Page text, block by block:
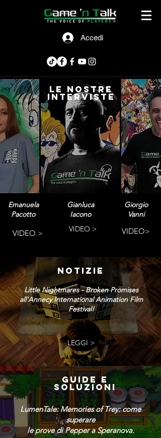
Accedi
le nostre
interviste
Emanuela
Pacotto
VIDEO >
Gianluca
Iacono
VIDEO >
Giorgio
Vanni
VIDEO>
NOTIZIE
Little Nightmares - Broken Promises
all’Annecy International Animation Film
Festival!
LEGGI >
GUIDE E
SOLUZIONI
LumenTale: Memories of Trey: come
superare
le prove di Pepper a Speranova.